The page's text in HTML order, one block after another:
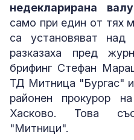
недекларирана
само при един от тях
са установяват
разказаха пред
брифинг Стефан
ТД Митница "Бургас"
районен прокурор
Хасково. Това
"Митници".